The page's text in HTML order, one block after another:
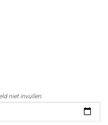
niet invullen.